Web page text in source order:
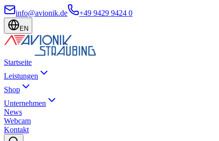
info@avionik.de +49 9429 9424 0
EN
Startseite
Leistungen
Shop
Unternehmen
News
Webcam
Kontakt